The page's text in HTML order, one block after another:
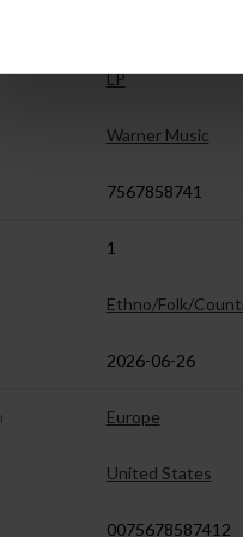
LP
Warner Music
7567858741
1
Ethno/Folk/
2026-06-26
Europe
United States
0075678587412